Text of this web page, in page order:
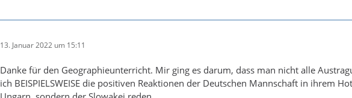
13. Januar 2022 um 15:11
Danke für den Geographieunterricht. Mir ging es darum, dass man nicht alle
ich BEISPIELSWEISE die positiven Reaktionen der Deutschen Mannschaft in ihrem